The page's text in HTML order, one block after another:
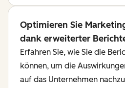
Optimieren Sie
dank erweiterter
Erfahren Sie, wie Sie die
können, um die
auf das Unternehmen